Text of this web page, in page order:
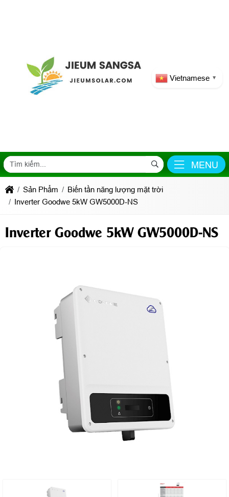
Vietnamese ▼
MENU
Sản Phẩm
Biến tần năng lượng mặt trời
Inverter Goodwe 5kW GW5000D-NS
Inverter Goodwe 5kW GW5000D-NS